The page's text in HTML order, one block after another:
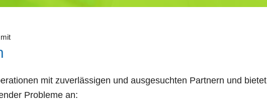
mit zuverlässigen und ausgesuchten Partnern und bietet
Probleme an: